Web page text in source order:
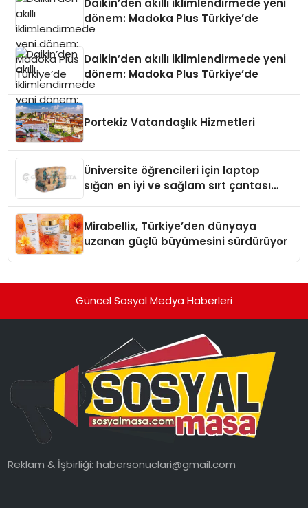
Daikin’den akıllı iklimlendirmede yeni
dönem: Madoka Plus Türkiye’de
Daikin’den akıllı iklimlendirmede yeni
dönem: Madoka Plus Türkiye’de
Portekiz Vatandaşlık Hizmetleri
Üniversite öğrencileri için laptop
sığan en iyi ve sağlam sırt çantası
Mirabellix, Türkiye’den dünyaya
uzanan güçlü büyümesini sürdürüyor
Güncel Sosyal Medya Haberleri
Reklam & İşbirliği:habersonuclari@gmail.com